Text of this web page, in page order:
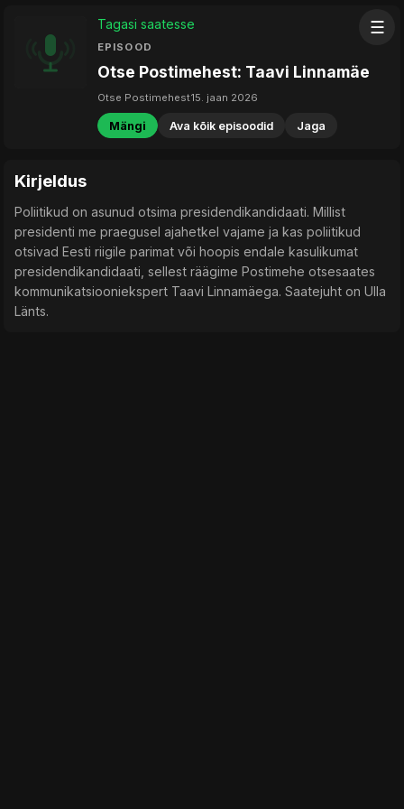
☰
Tagasi saatesse
EPISOOD
Otse Postimehest: Taavi Linnamäe
Otse Postimehest15. jaan 2026
Mängi Ava kõik episoodid Jaga
Kirjeldus
Poliitikud on asunud otsima presidendikandidaati. Millist
presidenti me praegusel ajahetkel vajame ja kas poliitikud
otsivad Eesti riigile parimat või hoopis endale kasulikumat
presidendikandidaati, sellest räägime Postimehe otsesaates
kommunikatsiooniekspert Taavi Linnamäega. Saatejuht on Ulla
Länts.